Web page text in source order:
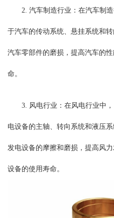
2. 汽车制造行业：在汽车制
于汽车的传动系统、悬挂系统和
汽车零部件的磨损，提高汽车的
命。
3. 风电行业：在风电行业中
电设备的主轴、转向系统和液压
发电设备的摩擦和磨损，提高风
设备的使用寿命。